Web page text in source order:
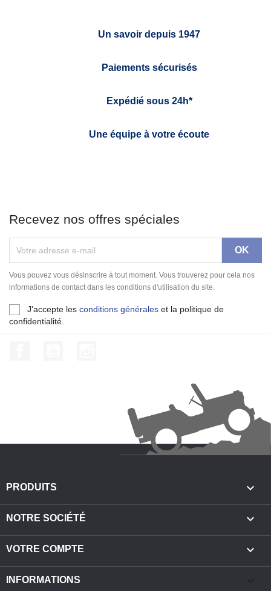
Un savoir depuis 1947
Paiements sécurisés
Expédié sous 24h*
Une équipe à votre écoute
Recevez nos offres spéciales
Vous pouvez vous désinscrire à tout moment. Vous trouverez pour cela nos
informations de contact dans les conditions d'utilisation du site.
J'accepte les conditions générales et la politique de
confidentialité.
PRODUITS 
NOTRE SOCIÉTÉ 
VOTRE COMPTE 
INFORMATIONS